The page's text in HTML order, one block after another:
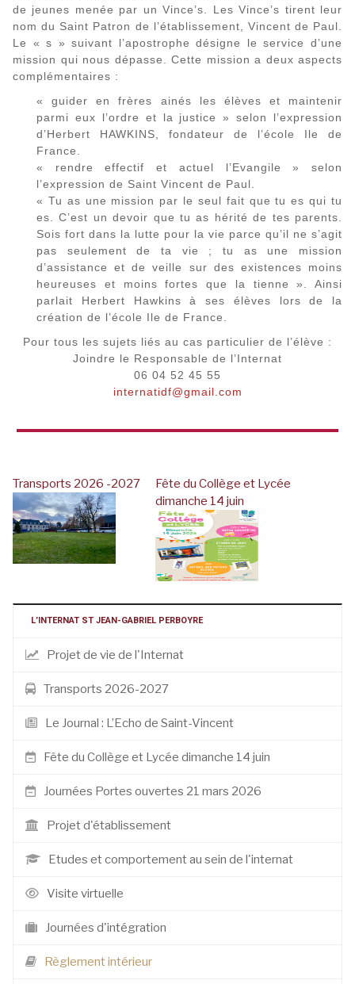
de jeunes menée par un Vince’s. Les Vince’s tirent leur
nom du Saint Patron de l’établissement, Vincent de Paul.
Le « s » suivant l’apostrophe désigne le service d’une
mission qui nous dépasse. Cette mission a deux aspects
complémentaires :
« guider en frères ainés les élèves et maintenir
parmi eux l’ordre et la justice » selon l’expression
d’Herbert HAWKINS, fondateur de l’école Ile de
France.
« rendre effectif et actuel l’Evangile » selon
l’expression de Saint Vincent de Paul.
« Tu as une mission par le seul fait que tu es qui tu
es. C’est un devoir que tu as hérité de tes parents.
Sois fort dans la lutte pour la vie parce qu’il ne s’agit
pas seulement de ta vie ; tu as une mission
d’assistance et de veille sur des existences moins
heureuses et moins fortes que la tienne ». Ainsi
parlait Herbert Hawkins à ses élèves lors de la
création de l’école Ile de France.
Pour tous les sujets liés au cas particulier de l’élève :
Joindre le Responsable de l’Internat
06 04 52 45 55
internatidf@gmail.com
Transports 2026 -2027
Fête du Collège et Lycée
dimanche 14 juin
L’INTERNAT ST JEAN-GABRIEL PERBOYRE
Projet de vie de l'Internat
Transports 2026-2027
Le Journal : L’Echo de Saint-Vincent
Fête du Collège et Lycée dimanche 14 juin
Journées Portes ouvertes 21 mars 2026
Projet d'établissement
Etudes et comportement au sein de l'internat
Visite virtuelle
Journées d'intégration
Règlement intérieur